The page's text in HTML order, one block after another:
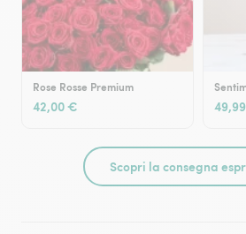
Rose Rosse Premium
42,00 €
Scopri la consegna